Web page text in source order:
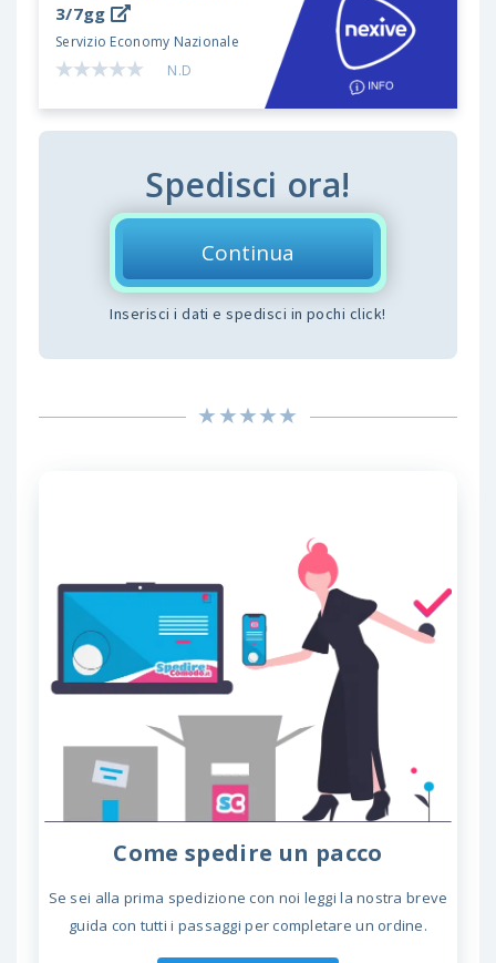
3/7gg
Servizio Economy Nazionale
N.D
Spedisci ora!
Continua
Inserisci i dati e spedisci in pochi click!
Come spedire un pacco
Se sei alla prima spedizione con noi leggi la nostra breve
guida con tutti i passaggi per completare un ordine.